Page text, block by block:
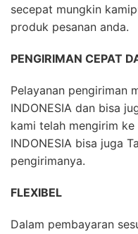
secepat mungkin
produk pesanan anda.
PENGIRIMAN CEPAT
Pelayanan pengiriman
INDONESIA dan bisa
kami telah mengirim
INDONESIA bisa juga
pengirimanya.
FLEXIBEL
Dalam pembayaran